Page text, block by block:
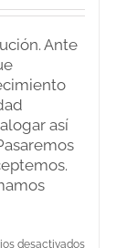
Ante
así
desactivadosen